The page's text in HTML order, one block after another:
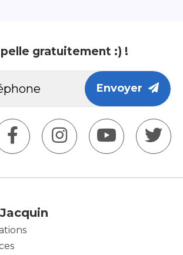
gratuitement :) !
Envoyer